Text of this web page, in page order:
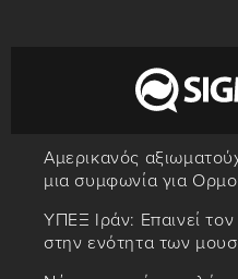
Αμερικανός
μια συμφωνία για
ΥΠΕΞ Ιράν: Επαινεί
στην ενότητα των